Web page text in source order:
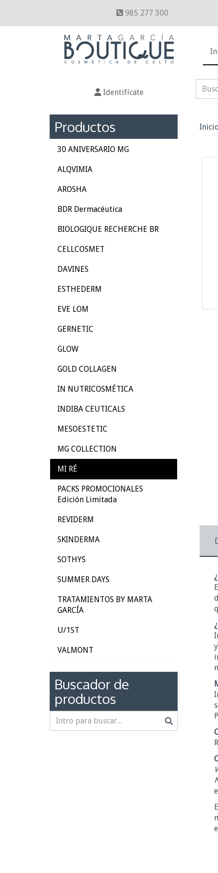
985 277 300
Identifícate
Productos
30 ANIVERSARIO MG
ALQVIMIA
AROSHA
BDR Dermacéutica
BIOLOGIQUE RECHERCHE BR
CELLCOSMET
DAVINES
ESTHEDERM
EVE LOM
GERNETIC
GLOW
GOLD COLLAGEN
IN NUTRICOSMÉTICA
INDIBA CEUTICALS
MESOESTETIC
MG COLLECTION
MI RÉ
PACKS PROMOCIONALES
Edición Limitada
REVIDERM
SKINDERMA
SOTHYS
SUMMER DAYS
TRATAMIENTOS BY MARTA
GARCÍA
U/1ST
VALMONT
Buscador de
productos